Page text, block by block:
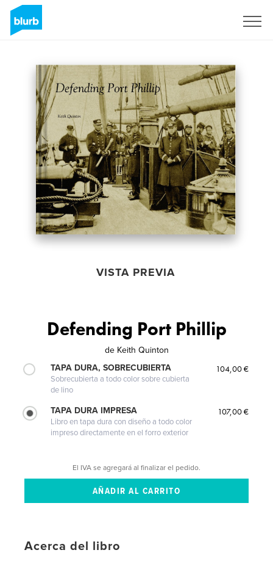
VISTA PREVIA
Defending Port Phillip
de Keith Quinton
TAPA DURA, SOBRECUBIERTA
Sobrecubierta a todo color sobre cubierta
de lino
104,00 €
TAPA DURA IMPRESA
Libro en tapa dura con diseño a todo color
impreso directamente en el forro exterior
107,00 €
El IVA se agregará al finalizar el pedido.
Acerca del libro